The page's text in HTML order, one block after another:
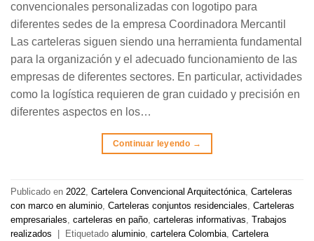
convencionales personalizadas con logotipo para
diferentes sedes de la empresa Coordinadora Mercantil
Las carteleras siguen siendo una herramienta fundamental
para la organización y el adecuado funcionamiento de las
empresas de diferentes sectores. En particular, actividades
como la logística requieren de gran cuidado y precisión en
diferentes aspectos en los…
Continuar leyendo →
Publicado en 2022 Cartelera Convencional Arquitectónica Carteleras
con marco en aluminio Carteleras conjuntos residenciales Carteleras
empresariales carteleras en paño carteleras informativas Trabajos
realizados
| Etiquetado aluminio cartelera Colombia Cartelera